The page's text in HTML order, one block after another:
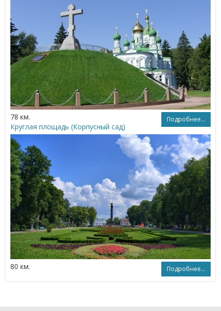
78 км. Подробнее...
Круглая площадь (Корпусный сад)
80 км. Подробнее...